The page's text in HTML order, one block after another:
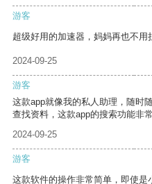
游客
超级好用的加速器，妈妈再也不用
2024-09-25
游客
这款app就像我的私人助理，随时
查找资料，这款app的搜索功能非
2024-09-25
游客
这款软件的操作非常简单，即使是